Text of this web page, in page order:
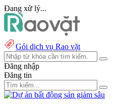
Đang xử lý...
Gói dịch vụ Rao vặt
Đăng nhập
Đăng tin